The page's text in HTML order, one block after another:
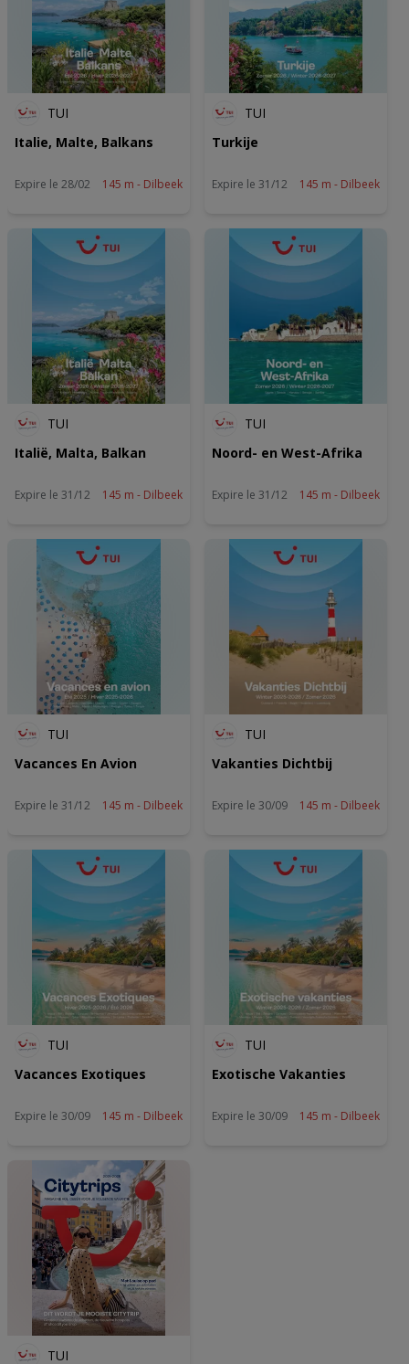
TUI
Italie, Malte, Balkans
Expire le 28/02 145 m - Dilbeek
TUI
Turkije
Expire le 31/12 145 m - Dilbeek
TUI
Italië, Malta, Balkan
Expire le 31/12 145 m - Dilbeek
TUI
Noord- en West-Afrika
Expire le 31/12 145 m - Dilbeek
TUI
Vacances En Avion
Expire le 31/12 145 m - Dilbeek
TUI
Vakanties Dichtbij
Expire le 30/09 145 m - Dilbeek
TUI
Vacances Exotiques
Expire le 30/09 145 m - Dilbeek
TUI
Exotische Vakanties
Expire le 30/09 145 m - Dilbeek
TUI